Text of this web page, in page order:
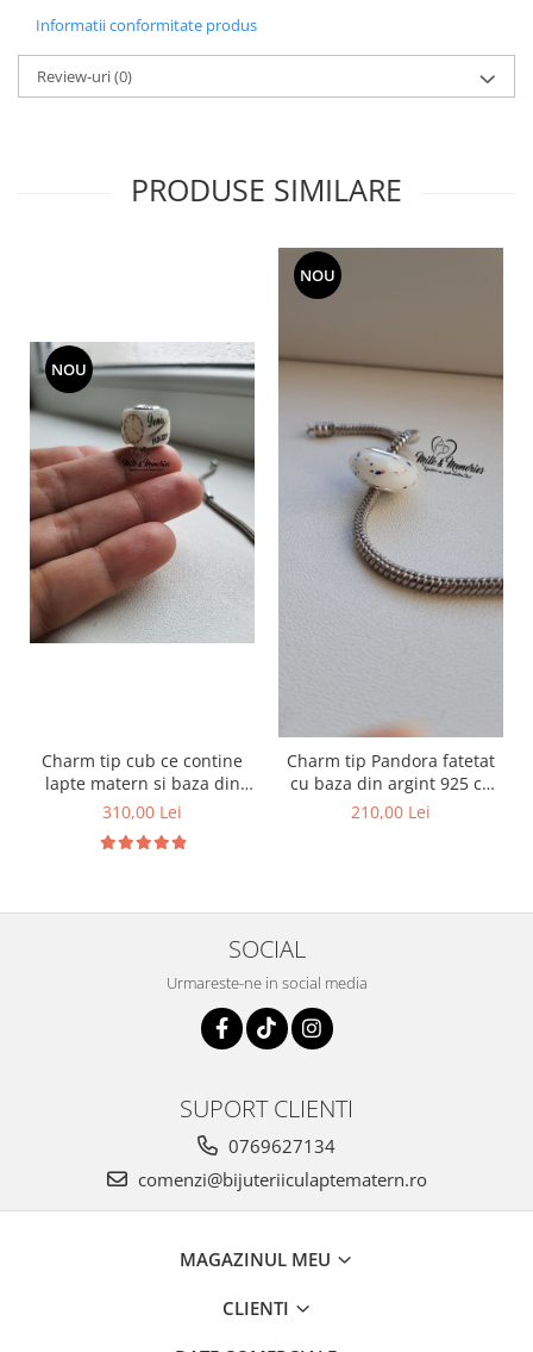
Informatii conformitate produs
Review-uri(0)
PRODUSE SIMILARE
NOU
Charm tip cub ce contine
lapte matern si baza din
argint 925
310,00 Lei
NOU
Charm tip Pandora fatetat
cu baza din argint 925 cu
lapte matern si foita
210,00 Lei
SOCIAL
Urmareste-ne in social media
SUPORT CLIENTI
0769627134
comenzi@bijuteriiculaptematern.ro
MAGAZINUL MEU
CLIENTI